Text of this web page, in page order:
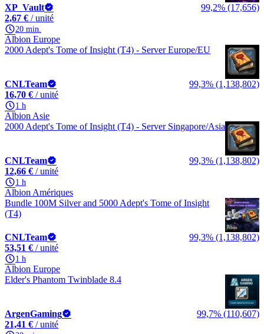
XP_Vault
99,2% (17,656)
2,67 € / unité
20 min.
Albion Europe
2000 Adept's Tome of Insight (T4) - Server Europe/EU
CNLTeam
99,3% (1,138,802)
16,70 € / unité
1 h
Albion Asie
2000 Adept's Tome of Insight (T4) - Server Singapore/Asia
CNLTeam
99,3% (1,138,802)
12,66 € / unité
1 h
Albion Amériques
Bundle 100M Silver and 5000 Adept's Tome of Insight
(T4)
CNLTeam
99,3% (1,138,802)
53,51 € / unité
1 h
Albion Europe
Elder's Phantom Twinblade 8.4
ArgenGaming
99,7% (110,607)
21,41 € / unité